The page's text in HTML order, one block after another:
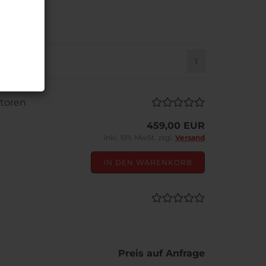
1
459,00 EUR
inkl. 19% MwSt. zzgl. Versand
IN DEN WARENKORB
Preis auf Anfrage